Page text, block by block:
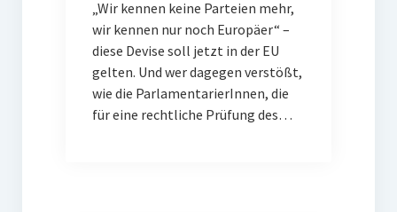
„Wir kennen keine Parteien mehr,
wir kennen nur noch Europäer“ –
diese Devise soll jetzt in der EU
gelten. Und wer dagegen verstößt,
wie die ParlamentarierInnen, die
für eine rechtliche Prüfung des…